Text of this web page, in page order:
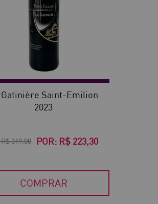
Gatinière Saint-Emilion
2023
R$ 319,00 POR: R$ 223,30
COMPRAR